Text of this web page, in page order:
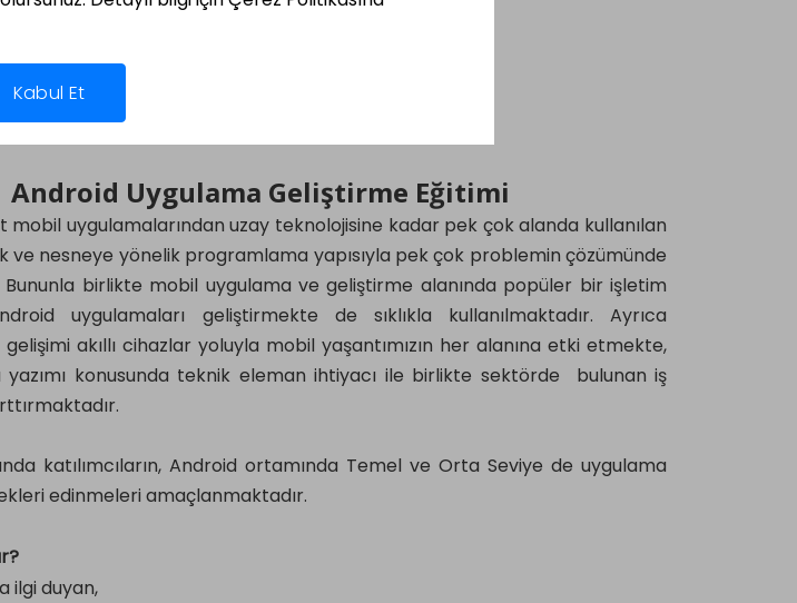
Yaşam Döngüsü
Android Uygulama Geliştirme Eğitimi
mobil uygulamalarından uzay teknolojisine kadar pek çok alanda kullanılan
ve nesneye yönelik programlama yapısıyla pek çok problemin çözümünde
Bununla birlikte mobil uygulama ve geliştirme alanında popüler bir işletim
uygulamaları geliştirmekte de sıklıkla kullanılmaktadır. Ayrıca
gelişimi akıllı cihazlar yoluyla mobil yaşantımızın her alanına etki etmekte,
konusunda teknik eleman ihtiyacı ile birlikte sektörde bulunan iş
katılımcıların, Android ortamında Temel ve Orta Seviye de uygulama
edinmeleri amaçlanmaktadır.
ilgi duyan,
Kabul Et